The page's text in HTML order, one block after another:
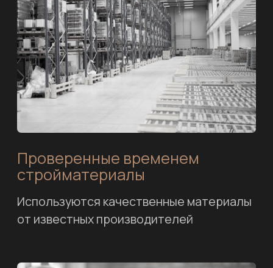
Соблюдение сроков
Сдаем строго в срок,
указанный в договоре
Комфортные условия
сотрудничества